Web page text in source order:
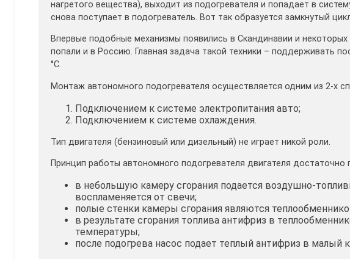
нагретого вещества), выходит из подогревателя и попадает в
снова поступает в подогреватель. Вот так образуется замкнутый
Впервые подобные механизмы появились в Скандинавии и некоторых
попали и в Россию. Главная задача такой техники – поддерживать
°С.
Монтаж автономного подогревателя осуществляется одним из 2-х
Подключением к системе электропитания авто;
Подключением к системе охлаждения.
Тип двигателя (бензиновый или дизельный) не играет никой роли.
Принцип работы автономного подогревателя двигателя достаточно
в небольшую камеру сгорания подается воздушно-
воспламеняется от свечи;
полые стенки камеры сгорания являются
в результате сгорания топлива антифриз в
температуры;
после подогрева насос подает теплый антифриз в малый